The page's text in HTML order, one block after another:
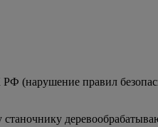
(нарушение правил